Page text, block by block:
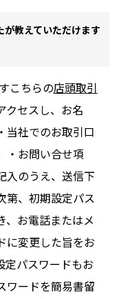
教えていただけます
こちらの店頭取引
クセスし、お名
当社でのお取引口
・お問い合せ項
入のうえ、送信下
第、初期設定パス
、お電話またはメ
に変更した旨をお
定パスワードもお
ワードを簡易書留